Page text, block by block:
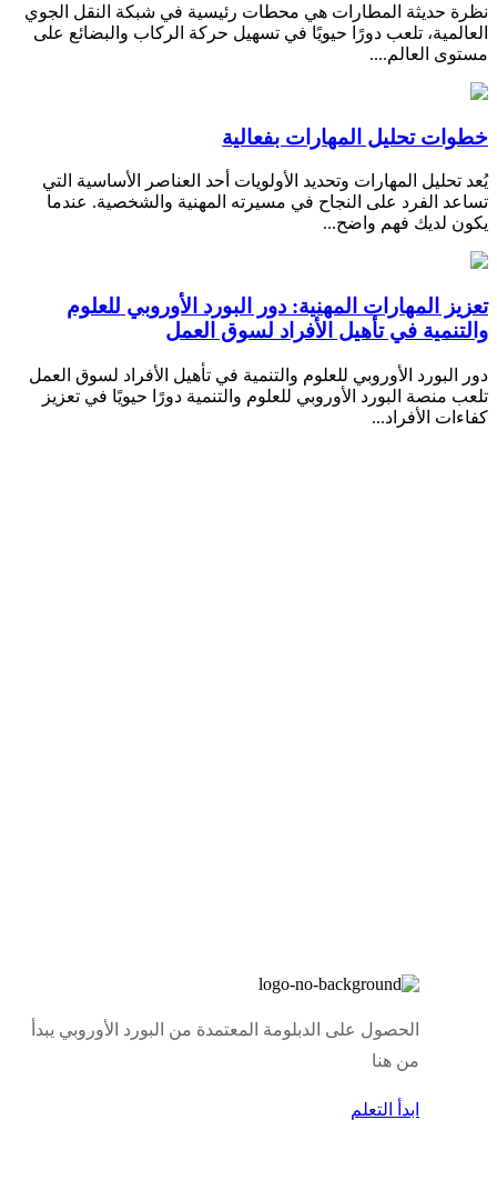
نظرة حديثة المطارات هي محطات رئيسية في شبكة النقل الجوي
العالمية، تلعب دورًا حيويًا في تسهيل حركة الركاب والبضائع على
مستوى العالم....
خطوات تحليل المهارات بفعالية
يُعد تحليل المهارات وتحديد الأولويات أحد العناصر الأساسية التي
تساعد الفرد على النجاح في مسيرته المهنية والشخصية. عندما
يكون لديك فهم واضح...
تعزيز المهارات المهنية: دور البورد الأوروبي للعلوم
والتنمية في تأهيل الأفراد لسوق العمل
دور البورد الأوروبي للعلوم والتنمية في تأهيل الأفراد لسوق العمل
تلعب منصة البورد الأوروبي للعلوم والتنمية دورًا حيويًا في تعزيز
كفاءات الأفراد...
الحصول على الدبلومة المعتمدة من البورد الأوروبي يبدأ
من هنا
ابدأ التعلم